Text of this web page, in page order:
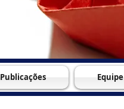
Publicações Equipe